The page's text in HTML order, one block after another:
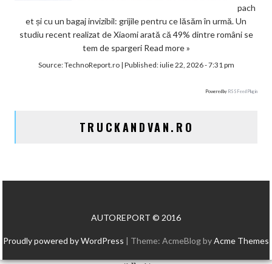
pach
et și cu un bagaj invizibil: grijile pentru ce lăsăm în urmă. Un
studiu recent realizat de Xiaomi arată că 49% dintre români se
tem de spargeri Read more »
Source:TechnoReport.ro| Published:iulie 22, 2026 - 7:31 pm
Powered by RSS Feed Plugin
TRUCKANDVAN.RO
AUTOREPORT © 2016
Proudly powered by WordPress | Theme: AcmeBlog byAcme Themes